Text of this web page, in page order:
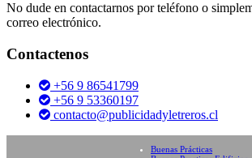
No dude en contactarnos por teléfono o
correo electrónico.
Contactenos
+56 9 86541799
+56 9 53360197
contacto@publicidadyletreros.cl
Buenas Prácticas